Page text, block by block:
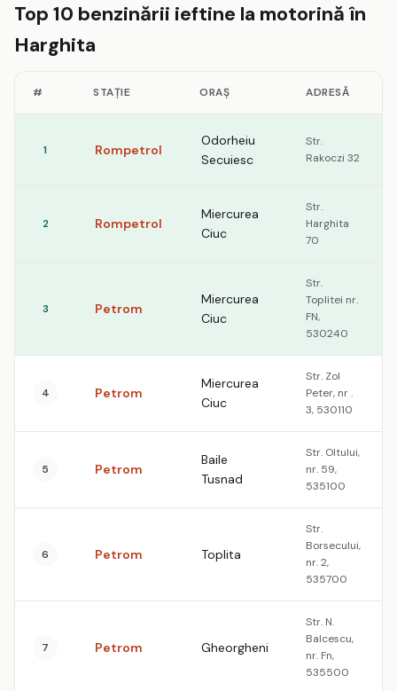
Top 10 benzinării ieftine la motorină în
Harghita
# STAȚIE ORAȘ ADRESĂ
1 Rompetrol
Odorheiu
Secuiesc
Str.
Rakoczi 32
2 Rompetrol
Miercurea
Ciuc
Str.
Harghita
70
3 Petrom
Miercurea
Ciuc
Str.
Toplitei nr.
FN,
530240
4 Petrom
Miercurea
Ciuc
Str. Zol
Peter, nr .
3, 530110
5 Petrom
Baile
Tusnad
Str. Oltului,
nr. 59,
535100
6 Petrom Toplita
Str.
Borsecului,
nr. 2,
535700
7 Petrom Gheorgheni
Str. N.
Balcescu,
nr. Fn,
535500